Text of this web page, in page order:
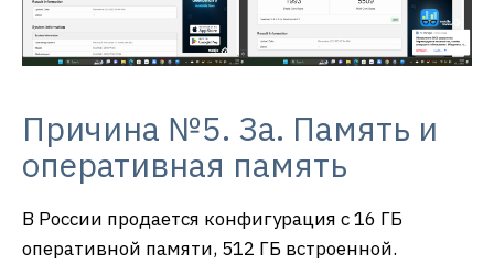
Причина №5. За. Память и
оперативная память
В России продается конфигурация с 16 ГБ
оперативной памяти, 512 ГБ встроенной.